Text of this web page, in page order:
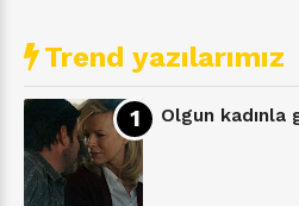
Trend yazılarımız
Olgun kadınla